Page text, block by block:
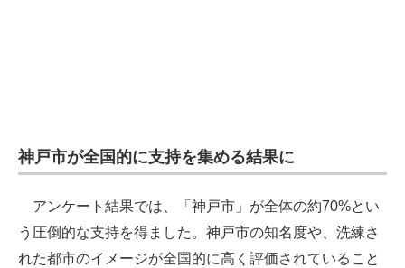
神戸市が全国的に支持を集める結果に
アンケート結果では、「神戸市」が全体の約70%とい
う圧倒的な支持を得ました。神戸市の知名度や、洗練さ
れた都市のイメージが全国的に高く評価されていること